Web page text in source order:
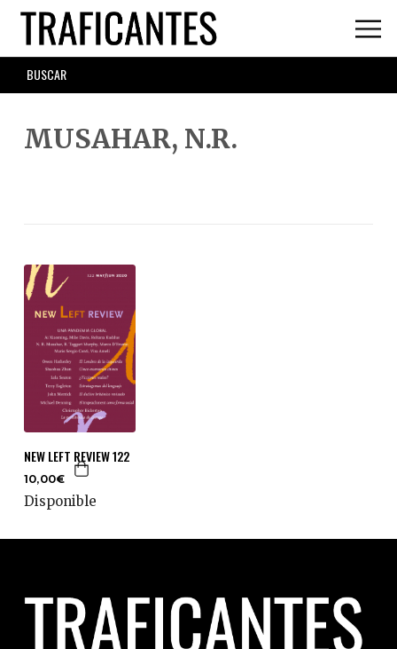
Skip
main
content
SEARCH
FORM
MUSAHAR, N.R.
NEW LEFT REVIEW 122
10,00€
Disponible